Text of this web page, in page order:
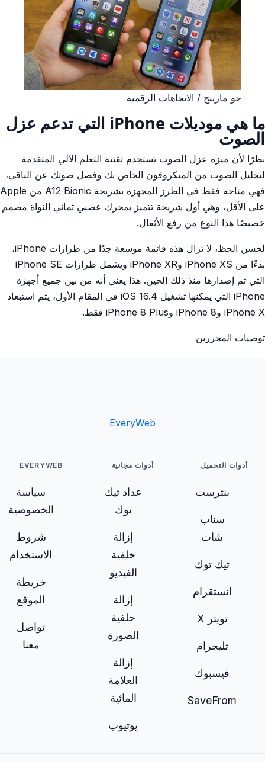
جو مارينج / الاتجاهات الرقمية
ما هي موديلات iPhone التي تدعم عزل
الصوت
نظرًا لأن ميزة عزل الصوت تستخدم تقنية التعلم الآلي المتقدمة
لتحليل الصوت من الميكروفون الخاص بك وفصل صوتك عن الباقي،
فهي متاحة فقط في الطرز المجهزة بشريحة A12 Bionic من Apple
على الأقل، وهي أول شريحة تتميز بمحرك عصبي ثماني النواة مصمم
خصيصًا هذا النوع من رفع الأثقال.
لحسن الحظ، لا تزال هذه قائمة موسعة جدًا من طرازات iPhone،
بدءًا من iPhone XS وiPhone XR ويشمل طرازات iPhone SE
التي تم إصدارها منذ ذلك الحين. هذا يعني أنه من بين جميع أجهزة
iPhone التي يمكنها تشغيل iOS 16.4 في المقام الأول، يتم استبعاد
iPhone X وiPhone 8 وiPhone 8 Plus فقط.
توصيات المحررين
EveryWeb
أدوات التحميل
بنترست
سناب
شات
تيك توك
انستقرام
تويتر X
تليجرام
فيسبوك
SaveFrom
أدوات مجانية
عداد تيك
توك
إزالة
خلفية
الفيديو
إزالة
خلفية
الصورة
إزالة
العلامة
المائية
يوتيوب
EVERYWEB
سياسة
الخصوصية
شروط
الاستخدام
خريطة
الموقع
تواصل
معنا